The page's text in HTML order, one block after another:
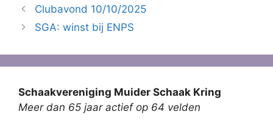
Clubavond 10/10/2025
SGA: winst bij ENPS
Schaakvereniging Muider Schaak Kring
Meer dan 65 jaar actief op 64 velden